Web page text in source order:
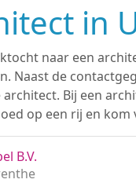
in
naar een
Naast de
architect. Bij een
op een rij en
B.V.